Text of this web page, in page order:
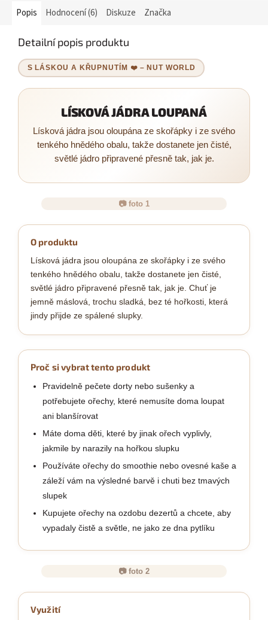
Popis Hodnocení (6) Diskuze Značka
Detailní popis produktu
S LÁSKOU A KŘUPNUTÍM ❤️ – NUT WORLD
LÍSKOVÁ JÁDRA LOUPANÁ
Lísková jádra jsou oloupána ze skořápky i ze svého
tenkého hnědého obalu, takže dostanete jen čisté,
světlé jádro připravené přesně tak, jak je.
📷 foto 1
O produktu
Lísková jádra jsou oloupána ze skořápky i ze svého
tenkého hnědého obalu, takže dostanete jen čisté,
světlé jádro připravené přesně tak, jak je. Chuť je
jemně máslová, trochu sladká, bez té hořkosti, která
jindy přijde ze spálené slupky.
Proč si vybrat tento produkt
Pravidelně pečete dorty nebo sušenky a
potřebujete ořechy, které nemusíte doma loupat
ani blanšírovat
Máte doma děti, které by jinak ořech vyplivly,
jakmile by narazily na hořkou slupku
Používáte ořechy do smoothie nebo ovesné kaše a
záleží vám na výsledné barvě i chuti bez tmavých
slupek
Kupujete ořechy na ozdobu dezertů a chcete, aby
vypadaly čistě a světle, ne jako ze dna pytlíku
📷 foto 2
Využití